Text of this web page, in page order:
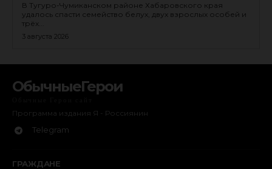
В Тугуро-Чумиканском районе Хабаровского края
удалось спасти семейство белух, двух взрослых особей и
трёх...
3 августа 2026
ОбычныеГерои
Программа издания Я - Россиянин
Telegram
ГРАЖДАНЕ